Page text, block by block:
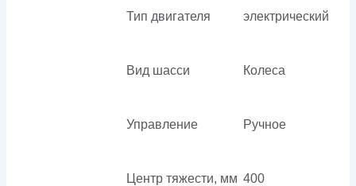
Тип двигателя электрический
Вид шасси Колеса
Управление Ручное
Центр тяжести, мм 400